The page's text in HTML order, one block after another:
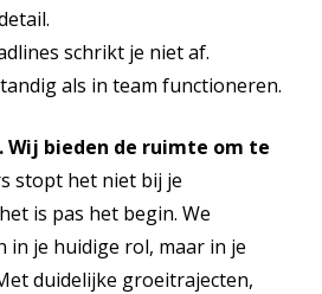
schrikt je niet af.
als in team functioneren.
Wij bieden de ruimte om te
stopt het niet bij je
is pas het begin. We
in je huidige rol, maar in je
duidelijke groeitrajecten,